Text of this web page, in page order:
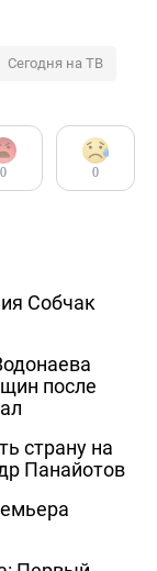
Сегодня на ТВ
0 0
Собчак
после
страну на
Панайотов